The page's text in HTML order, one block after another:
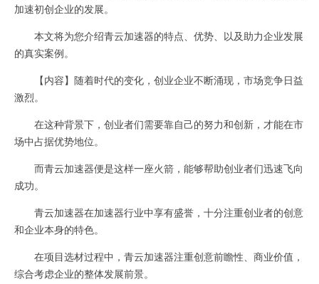
加速初创企业的发展。
本文将为您介绍青云加速器的特点、优势、以及助力企业发展
的真实案例。
【内容】随着时代的变化，创业企业不断涌现，市场竞争日益
激烈。
在这种背景下，创业者们需要靠自己的努力和创新，才能在市
场中占据优势地位。
而青云加速器便是这样一座火箭，能够帮助创业者们迅速飞向
成功。
青云加速器在加速器行业中享有盛誉，十分注重创业者的创意
和企业本身的特色。
在项目选材过程中，青云加速器注重创意前瞻性、商业价值，
综合考虑企业的整体发展前景。